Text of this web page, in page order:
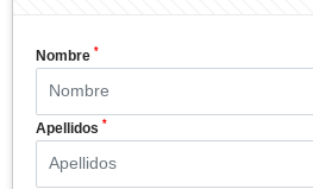
Nombre *
Apellidos *